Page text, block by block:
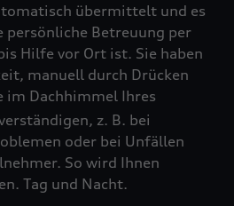
übermittelt und es
persönliche Betreuung per
Hilfe vor Ort ist. Sie haben
manuell durch Drücken
im Dachhimmel Ihres
z. B. bei
oder bei Unfällen
So wird Ihnen
Tag und Nacht.